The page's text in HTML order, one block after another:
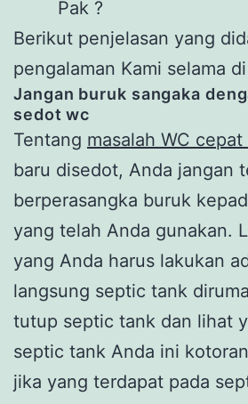
Pak ?
Berikut penjelasan yang
pengalaman Kami selama
Jangan buruk sangaka
sedot wc
Tentang masalah WC
baru disedot, Anda jangan
berperasangka buruk
yang telah Anda gunakan.
yang Anda harus lakukan
langsung septic tank
tutup septic tank dan lihat
septic tank Anda ini
jika yang terdapat pada